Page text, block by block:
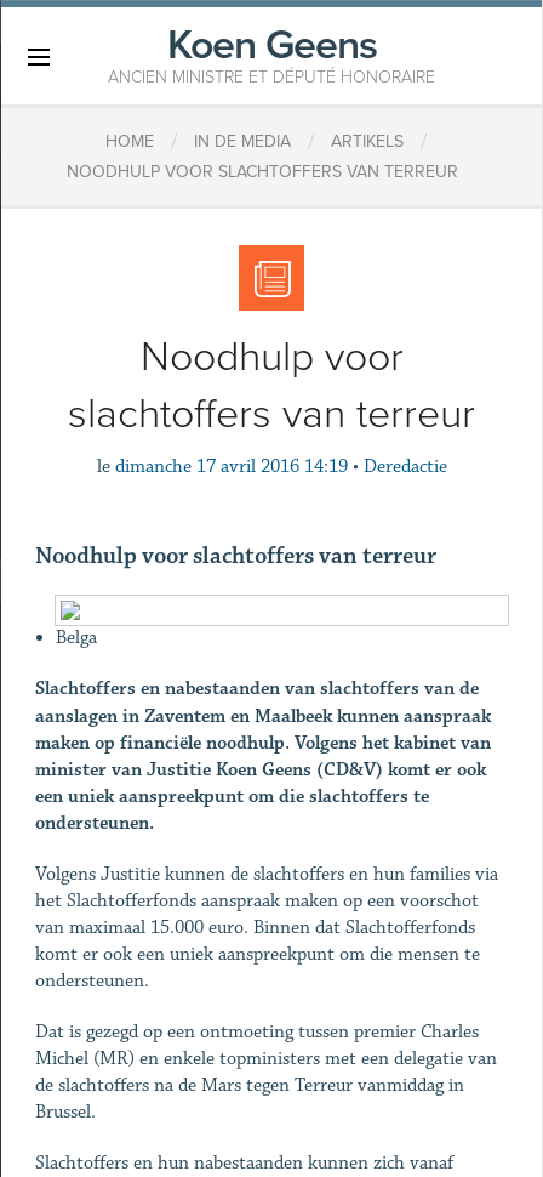
Koen Geens
ANCIEN MINISTRE ET DÉPUTÉ HONORAIRE
HOME / IN DE MEDIA / ARTIKELS /
NOODHULP VOOR SLACHTOFFERS VAN TERREUR
Noodhulp voor
slachtoffers van terreur
le dimanche 17 avril 2016 14:19 • Deredactie
Noodhulp voor slachtoffers van terreur
Belga
Slachtoffers en nabestaanden van slachtoffers van de
aanslagen in Zaventem en Maalbeek kunnen aanspraak
maken op financiële noodhulp. Volgens het kabinet van
minister van Justitie Koen Geens (CD&V) komt er ook
een uniek aanspreekpunt om die slachtoffers te
ondersteunen.
Volgens Justitie kunnen de slachtoffers en hun families via
het Slachtofferfonds aanspraak maken op een voorschot
van maximaal 15.000 euro. Binnen dat Slachtofferfonds
komt er ook een uniek aanspreekpunt om die mensen te
ondersteunen.
Dat is gezegd op een ontmoeting tussen premier Charles
Michel (MR) en enkele topministers met een delegatie van
de slachtoffers na de Mars tegen Terreur vanmiddag in
Brussel.
Slachtoffers en hun nabestaanden kunnen zich vanaf